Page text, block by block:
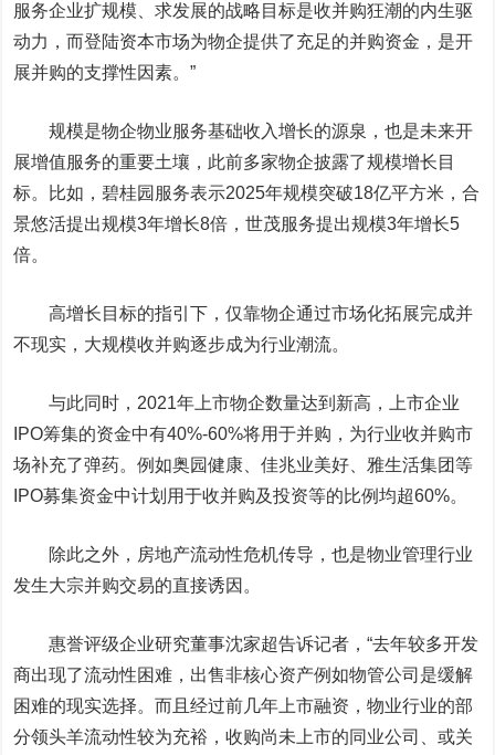
服务企业扩规模、求发展的战略目标是收并购狂潮的内生驱
动力，而登陆资本市场为物企提供了充足的并购资金，是开
展并购的支撑性因素。”
规模是物企物业服务基础收入增长的源泉，也是未来开
展增值服务的重要土壤，此前多家物企披露了规模增长目
标。比如， 碧桂园 服务表示2025年规模突破18亿平方米，合
景悠活提出规模3年增长8倍，世茂服务提出规模3年增长5
倍。
高增长目标的指引下，仅靠物企通过市场化拓展完成并
不现实，大规模收并购逐步成为行业潮流。
与此同时，2021年上市物企数量达到新高，上市企业
IPO筹集的资金中有40%-60%将用于并购，为行业收并购市
场补充了弹药。例如奥园健康 、佳兆业美好 、雅生活集团等
IPO募集资金中计划用于收并购及投资等的比例均超60%。
除此之外，房地产流动性危机传导，也是物业管理行业
发生大宗并购交易的直接诱因。
惠誉评级企业研究董事沈家超告诉记者，“去年较多开发
商出现了流动性困难，出售非核心资产例如物管公司是缓解
困难的现实选择。而且经过前几年上市融资，物业行业的部
分领头羊流动性较为充裕，收购尚未上市的同业公司、或关